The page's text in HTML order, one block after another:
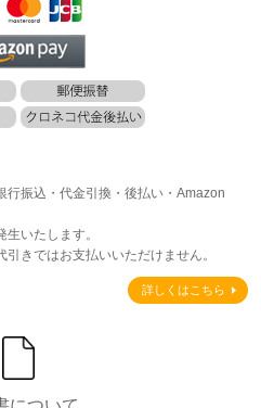
行振込・代金引換・後払い・Amazon
いたします。
きではお支払いいただけません。
詳しくはこちら